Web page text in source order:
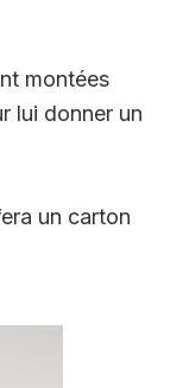
montées
lui donner un
un carton